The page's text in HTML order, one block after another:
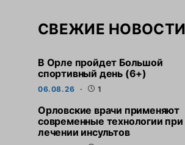
СВЕЖИЕ НОВОСТИ
В Орле пройдет Большой
спортивный день (6+)
06.08.26 1
Орловские врачи применяют
современные технологии при
лечении инсультов